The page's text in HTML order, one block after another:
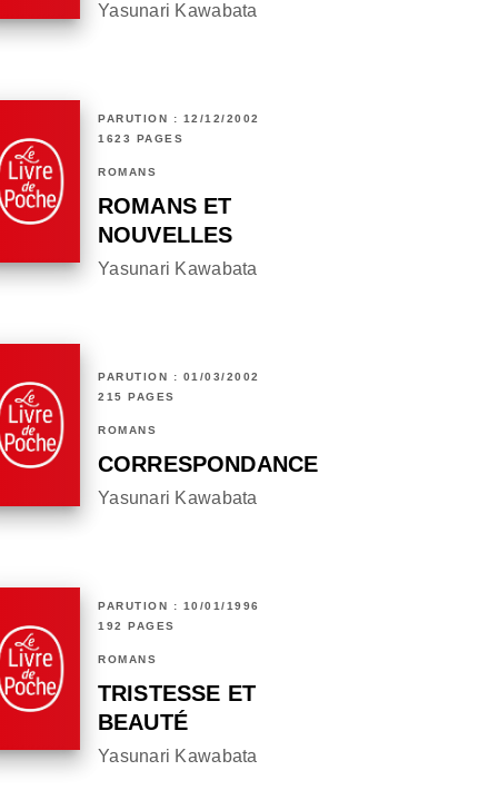
Yasunari Kawabata
PARUTION : 12/12/2002
1623 PAGES
ROMANS
ROMANS ET
NOUVELLES
Yasunari Kawabata
PARUTION : 01/03/2002
215 PAGES
ROMANS
CORRESPONDANCE
Yasunari Kawabata
PARUTION : 10/01/1996
192 PAGES
ROMANS
TRISTESSE ET
BEAUTÉ
Yasunari Kawabata